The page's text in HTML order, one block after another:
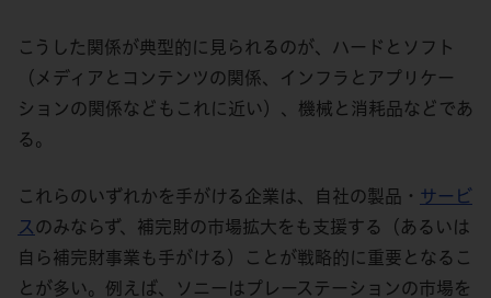
こうした関係が典型的に見られるのが、ハードとソフト
（メディアとコンテンツの関係、インフラとアプリケー
ションの関係などもこれに近い）、機械と消耗品などであ
る。
これらのいずれかを手がける企業は、自社の製品・ サービ
ス のみならず、補完財の市場拡大をも支援する（あるいは
自ら補完財事業も手がける）ことが戦略的に重要となるこ
とが多い。例えば、ソニーはプレーステーションの市場を